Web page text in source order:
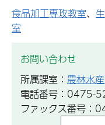
食品加工専攻教室、
室
お問い合わせ
所属課室： 農林水
電話番号：0475-
ファックス番号